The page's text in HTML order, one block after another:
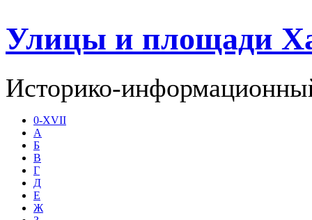
Улицы и площади
Историко-
0-XVII
А
Б
В
Г
Д
Е
Ж